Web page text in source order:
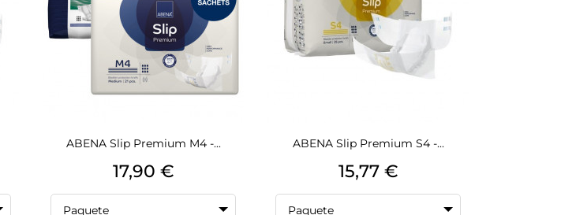
ABENA Slip Premium M4 -...
Precio
17,90 €
Paquete
ABENA Slip Premium S4 -...
Precio
15,77 €
Paquete